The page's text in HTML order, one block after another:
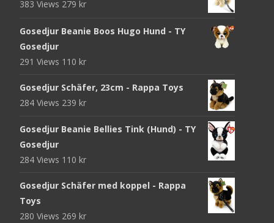
383 Views 279 kr
Gosedjur Beanie Boos Hugo Hund - TY
Gosedjur
291 Views 110 kr
Gosedjur Schäfer, 23cm - Rappa Toys
284 Views 239 kr
Gosedjur Beanie Bellies Tink (Hund) - TY
Gosedjur
284 Views 110 kr
Gosedjur Schäfer med koppel - Rappa
Toys
280 Views 269 kr